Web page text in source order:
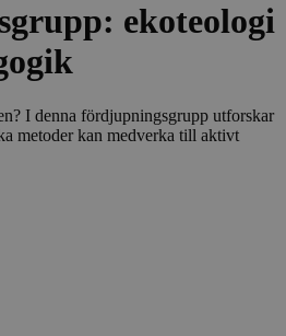
ekoteologi
I denna fördjupningsgrupp utforskar
metoder kan medverka till aktivt